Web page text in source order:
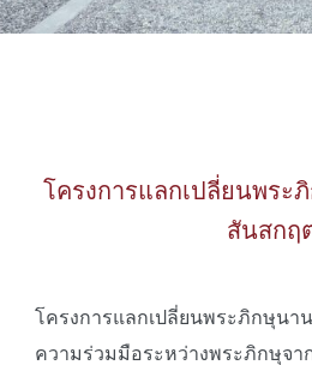
โครงการแลกเปลี่ยนพระ
สันสกฤ
โครงการแลกเปลี่ยนพระภิกษุนา
ความร่วมมือระหว่างพระภิกษุจา